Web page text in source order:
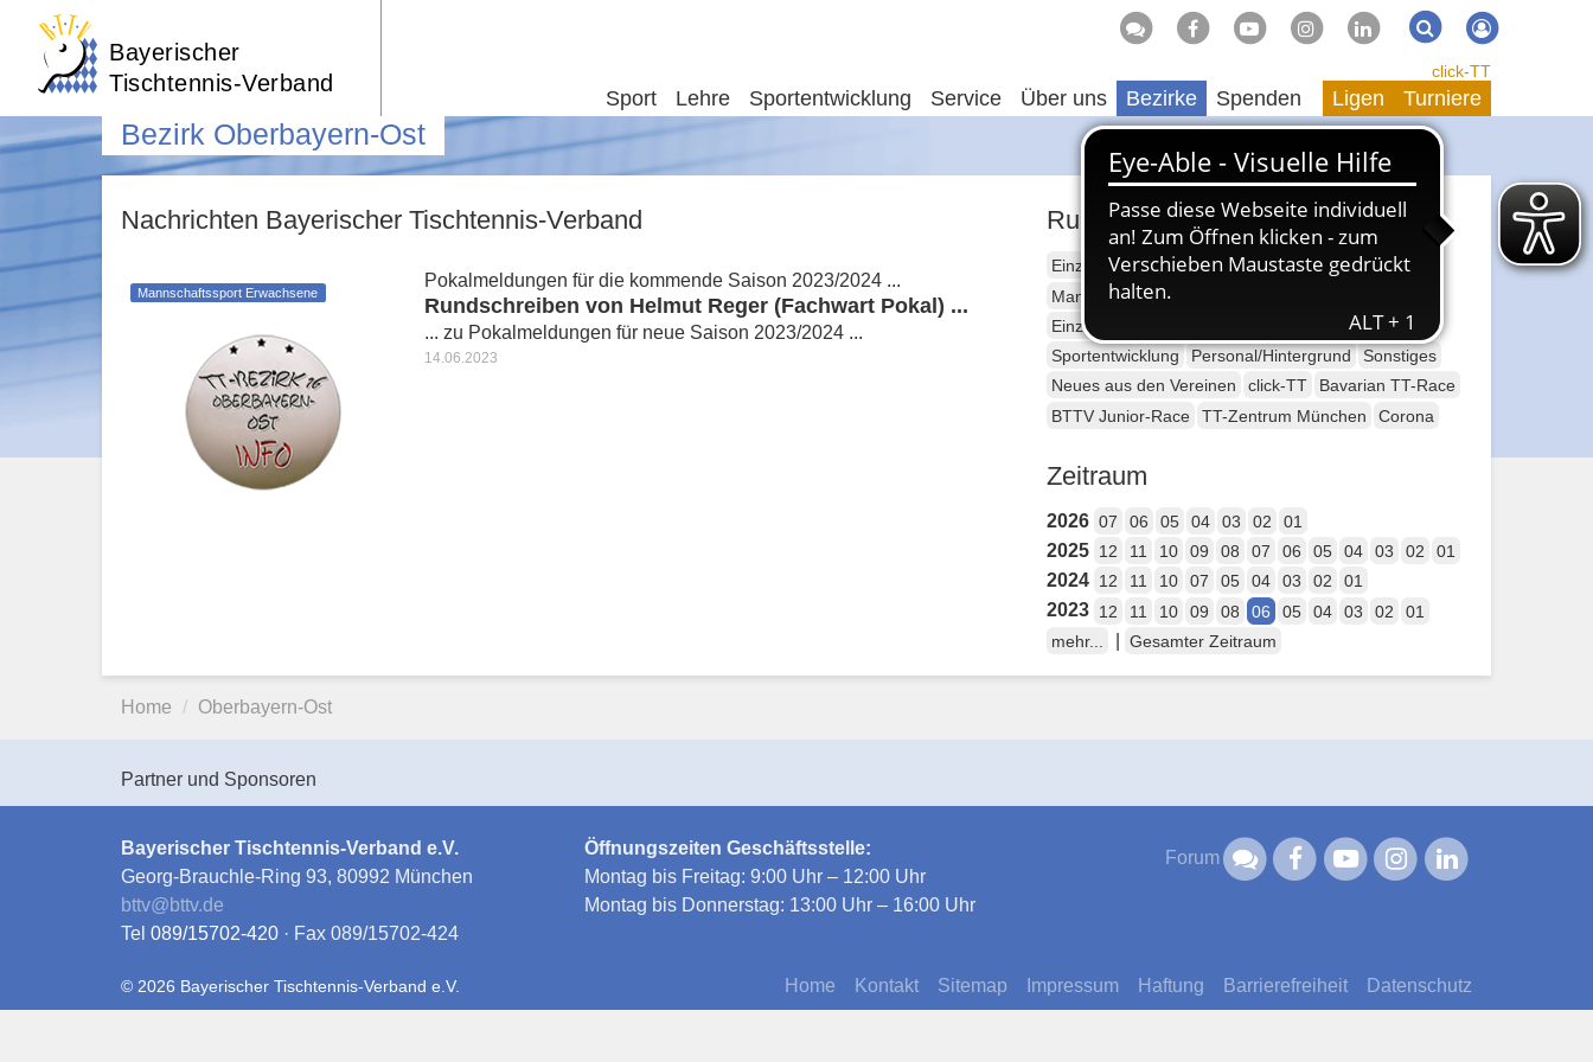
Bayerischer
Tischtennis-Verband
Suche Suchen
Sport Lehre Sportentwicklung Service Über uns Bezirke Spenden
click-TT
Ligen Turniere
Bezirk Oberbayern-Ost
Nachrichten Bayerischer Tischtennis-Verband
Mannschaftssport Erwachsene
Pokalmeldungen für die kommende Saison 2023/2024 ...
Rundschreiben von Helmut Reger (Fachwart Pokal) ...
... zu Pokalmeldungen für neue Saison 2023/2024 ...
14.06.2023
Rubriken
Einzelsport Erwachsene
Mannschaftssport Erwachsene
Einzelsport Jugend
Mannschaftssport Jugend
Sportentwicklung
Personal/Hintergrund
Sonstiges
Neues aus den Vereinen
click-TT
Bavarian TT-Race
BTTV Junior-Race
TT-Zentrum München Corona
Zeitraum
2026 07 06 05 04 03 02 01
2025 12 11 10 09 08 07 06 05 04 03 02 01
2024 12 11 10 07 05 04 03 02 01
2023 12 11 10 09 08 06 05 04 03 02
01
mehr...
Gesamter Zeitraum
Home Oberbayern-Ost
Partner und Sponsoren
Bayerischer Tischtennis-Verband e.V.
Georg-Brauchle-Ring 93, 80992 München
bttv@bttv.de
Tel 089/15702-420 · Fax 089/15702-424
Öffnungszeiten Geschäftsstelle:
Montag bis Freitag: 9:00 Uhr – 12:00 Uhr
Montag bis Donnerstag: 13:00 Uhr – 16:00 Uhr
Forum
Home Kontakt Sitemap Impressum Haftung Barrierefreiheit Datenschutz
© 2026 Bayerischer Tischtennis-Verband e.V.